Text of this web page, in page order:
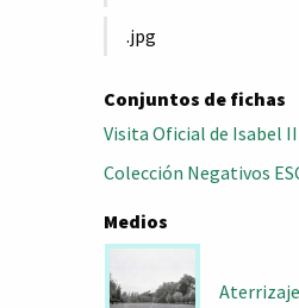
.jpg
Conjuntos de fichas
Visita Oficial de Isabel
Colección Negativos
Medios